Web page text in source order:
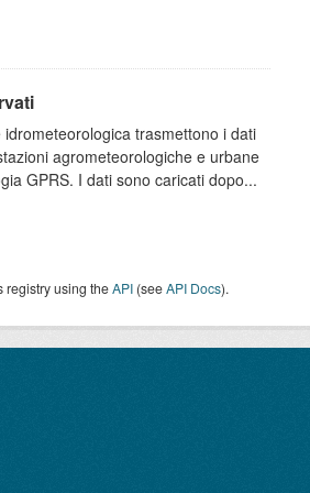
trasmettono i dati
agrometeorologiche e urbane
GPRS. I dati sono caricati dopo...
registry using theAPI (seeAPI Docs).